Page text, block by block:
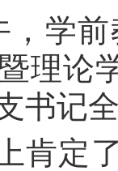
，学
理论
书记
肯定